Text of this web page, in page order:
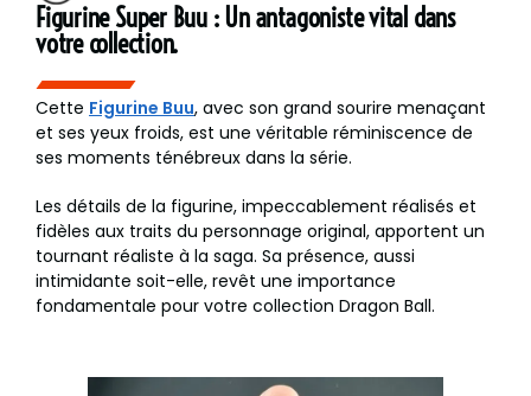
Figurine Super Buu : Un antagoniste vital dans
votre collection.
Cette Figurine Buu, avec son grand sourire menaçant
et ses yeux froids, est une véritable réminiscence de
ses moments ténébreux dans la série.
Les détails de la figurine, impeccablement réalisés et
fidèles aux traits du personnage original, apportent un
tournant réaliste à la saga. Sa présence, aussi
intimidante soit-elle, revêt une importance
fondamentale pour votre collection Dragon Ball.